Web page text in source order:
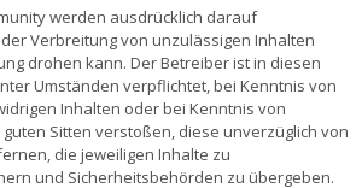
werden ausdrücklich darauf
Verbreitung von unzulässigen Inhalten
drohen kann. Der Betreiber ist in diesen
Umständen verpflichtet, bei Kenntnis von
Inhalten oder bei Kenntnis von
Sitten verstoßen, diese unverzüglich von
die jeweiligen Inhalte zu
und Sicherheitsbehörden zu übergeben.